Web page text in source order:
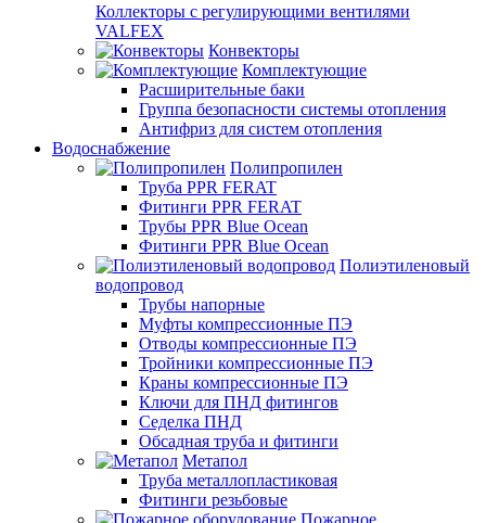
Коллекторы с регулирующими вентилями
VALFEX
Конвекторы
Комплектующие
Расширительные баки
Группа безопасности системы отопления
Антифриз для систем отопления
Водоснабжение
Полипропилен
Труба PPR FERAT
Фитинги PPR FERAT
Трубы PPR Blue Ocean
Фитинги PPR Blue Ocean
Полиэтиленовый
водопровод
Трубы напорные
Муфты компрессионные ПЭ
Отводы компрессионные ПЭ
Тройники компрессионные ПЭ
Краны компрессионные ПЭ
Ключи для ПНД фитингов
Седелка ПНД
Обсадная труба и фитинги
Метапол
Труба металлопластиковая
Фитинги резьбовые
Пожарное